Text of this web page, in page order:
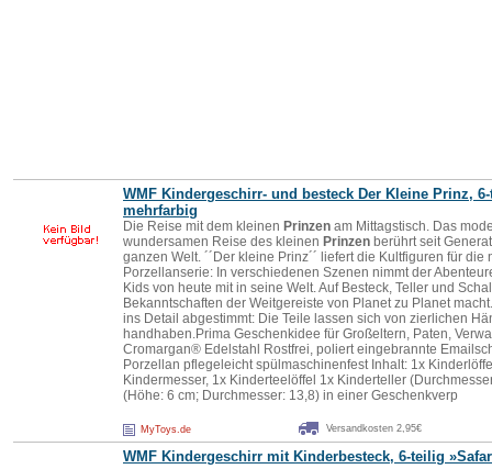
WMF Kindergeschirr- und besteck Der Kleine Prinz,
mehrfarbig
Die Reise mit dem kleinen Prinzen am Mittagstisch. Das
wundersamen Reise des kleinen Prinzen berührt seit
ganzen Welt. ´´Der kleine Prinz´´ liefert die Kultfiguren für
Porzellanserie: In verschiedenen Szenen nimmt der
Kids von heute mit in seine Welt. Auf Besteck, Teller und
Bekanntschaften der Weitgereiste von Planet zu Planet
ins Detail abgestimmt: Die Teile lassen sich von zierlichen
handhaben.Prima Geschenkidee für Großeltern, Paten,
Cromargan® Edelstahl Rostfrei, poliert eingebrannte
Porzellan pflegeleicht spülmaschinenfest Inhalt: 1x
Kindermesser, 1x Kinderteelöffel 1x Kinderteller
(Höhe: 6 cm; Durchmesser: 13,8) in einer Geschenkverp
MyToys.de Versandkosten 2,95€
WMF Kindergeschirr mit Kinderbesteck, 6-teilig